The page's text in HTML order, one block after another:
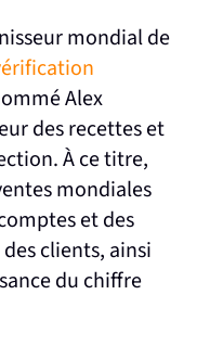
mondial de
Alex
des recettes et
À ce titre,
mondiales
et des
clients, ainsi
du chiffre